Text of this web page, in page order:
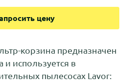
цену
корзина предназначен
и используется в
пылесосах Lavor: